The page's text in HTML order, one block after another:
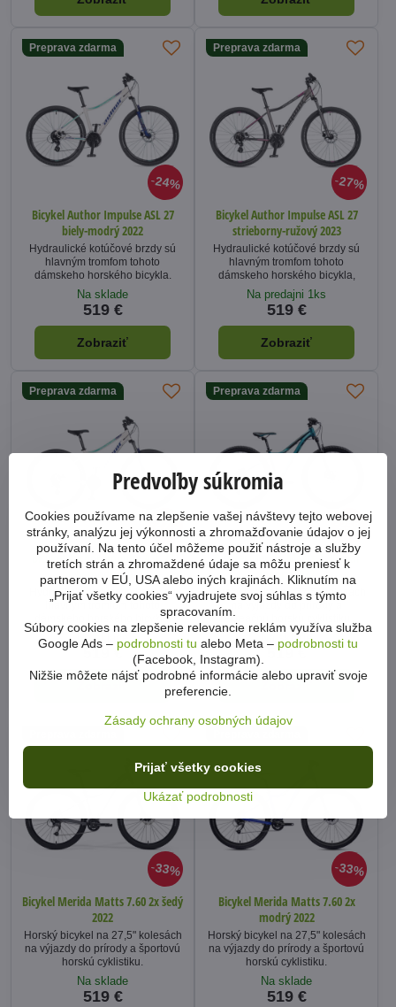
24%
Preprava zdarma
Bicykel Author Impulse ASL 27
biely-modrý 2022
Hydraulické kotúčové brzdy sú
hlavným tromfom tohoto
dámskeho horského bicykla.
Na sklade
519 €
Zobraziť
27%
Preprava zdarma
Bicykel Author Impulse ASL 27
strieborny-ružový 2023
Hydraulické kotúčové brzdy sú
hlavným tromfom tohoto
dámskeho horského bicykla,
Na predajni 1ks
519 €
Zobraziť
27%
Preprava zdarma
Bicykel Author Impulse ASL 27
biely-modrý 2023
Hydraulické kotúčové brzdy sú
hlavným tromfom tohoto
dámskeho horského bicykla.
Na sklade
519 €
Zobraziť
25%
Preprava zdarma
Bicykel Merida Matts 7.30 teal
modrý 2022
Horský bicykel na 27,5" kolesách
na výjazdy do prírody a
rekreačnú horskú cyklistiku.
Na sklade
519 €
Zobraziť
33%
Bicykel Merida Matts 7.60 2x šedý
2022
Horský bicykel na 27,5" kolesách
na výjazdy do prírody a športovú
horskú cyklistiku.
Na sklade
519 €
33%
Bicykel Merida Matts 7.60 2x
modrý 2022
Horský bicykel na 27,5" kolesách
na výjazdy do prírody a športovú
horskú cyklistiku.
Na sklade
519 €
Predvoľby súkromia
Cookies používame na zlepšenie vašej návštevy tejto webovej
stránky, analýzu jej výkonnosti a zhromažďovanie údajov o jej
používaní. Na tento účel môžeme použiť nástroje a služby
tretích strán a zhromaždené údaje sa môžu preniesť k
partnerom v EÚ, USA alebo iných krajinách. Kliknutím na
„Prijať všetky cookies“ vyjadrujete svoj súhlas s týmto
spracovaním.
Súbory cookies na zlepšenie relevancie reklám využíva služba
Google Ads – podrobnosti tu alebo Meta – podrobnosti tu
(Facebook, Instagram).
Nižšie môžete nájsť podrobné informácie alebo upraviť svoje
preferencie.
Zásady ochrany osobných údajov
Ukázať podrobnosti
Prijať všetky cookies